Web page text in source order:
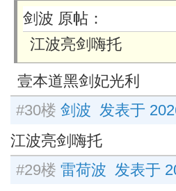
剑波 原帖：
江波亮剑嗨托
壹本道黑剑妃光利
#30楼 剑波 发表于
江波亮剑嗨托
#29楼 雷荷波 发表于